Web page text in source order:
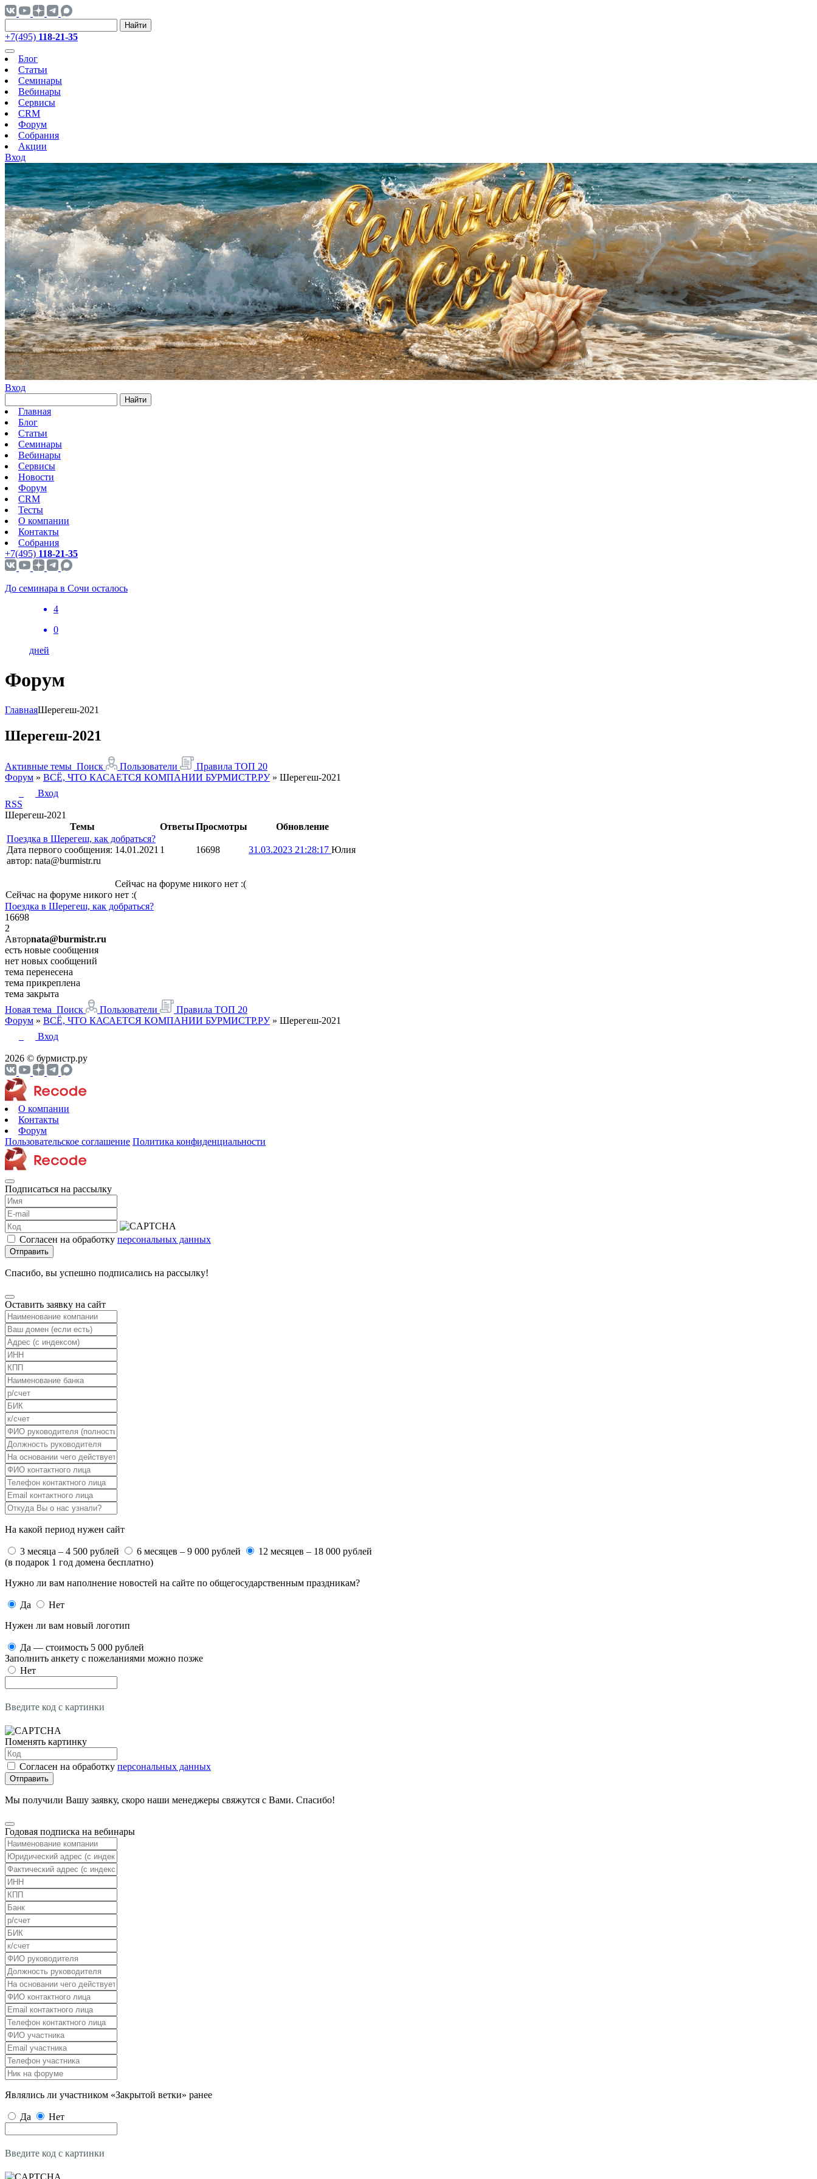
Найти
+7(495) 118-21-35
Блог
Статьи
Семинары
Вебинары
Сервисы
CRM
Форум
Собрания
Акции
Вход
Вход
Найти
Главная
Блог
Статьи
Семинары
Вебинары
Сервисы
Новости
Форум
CRM
Тесты
О компании
Контакты
Собрания
+7(495) 118-21-35
До семинара в Сочи осталось
4
0
дней
Форум
ГлавнаяШерегеш-2021
Шерегеш-2021
Активные темы Поиск Пользователи Правила ТОП 20
Форум » ВСЁ, ЧТО КАСАЕТСЯ КОМПАНИИ БУРМИСТР.РУ » Шерегеш-2021
Вход
RSS
Шерегеш-2021
Темы
ОтветыПросмотры
Обновление
Поездка в Шерегеш, как добраться?
Дата первого сообщения: 14.01.2021
автор: nata@burmistr.ru
1 16698 31.03.2023 21:28:17 Юлия
Сейчас на форуме никого нет :(
Сейчас на форуме никого нет :(
Поездка в Шерегеш, как добраться?
16698
2
Авторnata@burmistr.ru
есть новые сообщения
нет новых сообщений
тема перенесена
тема прикреплена
тема закрыта
Новая тема Поиск Пользователи Правила ТОП 20
Форум » ВСЁ, ЧТО КАСАЕТСЯ КОМПАНИИ БУРМИСТР.РУ » Шерегеш-2021
Вход
2026 © бурмистр.ру
О компании
Контакты
Форум
Пользовательское соглашение Политика конфиденциальности
Подписаться на рассылку
Согласен на обработку персональных данных
Отправить
Спасибо, вы успешно подписались на рассылку!
Оставить заявку на сайт
На какой период нужен сайт
3 месяца – 4 500 рублей 6 месяцев – 9 000 рублей
12 месяцев – 18 000 рублей
(в подарок 1 год домена бесплатно)
Нужно ли вам наполнение новостей на сайте по общегосударственным праздникам?
Да
Нет
Нужен ли вам новый логотип
Да — стоимость 5 000 рублей
Заполнить анкету с пожеланиями можно позже
Нет
Введите код с картинки
Поменять картинку
Согласен на обработку персональных данных
Отправить
Мы получили Вашу заявку, скоро наши менеджеры свяжутся с Вами. Спасибо!
Годовая подписка на вебинары
Являлись ли участником «Закрытой ветки» ранее
Да Нет
Введите код с картинки